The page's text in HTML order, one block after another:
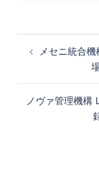
稿
ゲ
メセニ統合
ノヴァ管理機構